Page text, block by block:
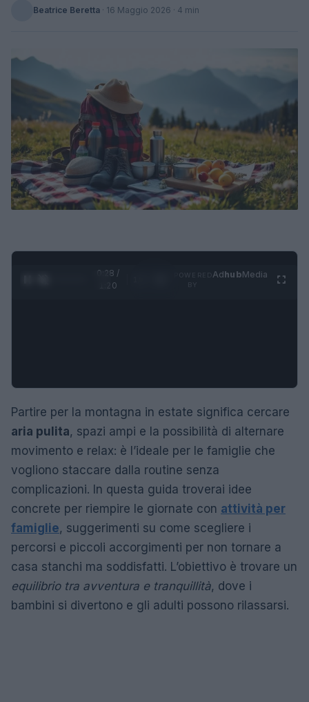
Beatrice Beretta · 16 Maggio 2026 · 4 min
0:29 /
1:20
AdhubMedia
Partire per la montagna in estate significa cercare
aria pulita, spazi ampi e la possibilità di alternare
movimento e relax: è l’ideale per le famiglie che
vogliono staccare dalla routine senza
complicazioni. In questa guida troverai idee
concrete per riempire le giornate con attività per
famiglie, suggerimenti su come scegliere i
percorsi e piccoli accorgimenti per non tornare a
casa stanchi ma soddisfatti. L’obiettivo è trovare un
equilibrio tra avventura e tranquillità, dove i
bambini si divertono e gli adulti possono rilassarsi.